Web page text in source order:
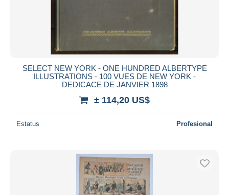
SELECT NEW YORK - ONE HUNDRED ALBERTYPE
ILLUSTRATIONS - 100 VUES DE NEW YORK -
DEDICACE DE JANVIER 1898
± 114,20 US$
Estatus Profesional